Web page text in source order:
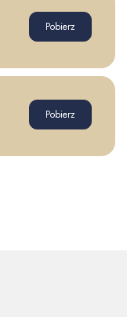
Pobierz
Pobierz